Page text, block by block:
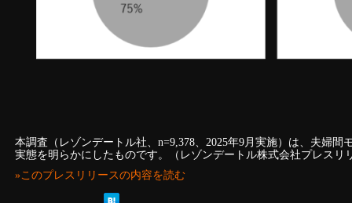
本調査（レゾンデートル社、n=9,378、2025年9月実施）は、夫婦間
実態を明らかにしたものです。（レゾンデートル株式会社プレスリ
»このプレスリリースの内容を読む